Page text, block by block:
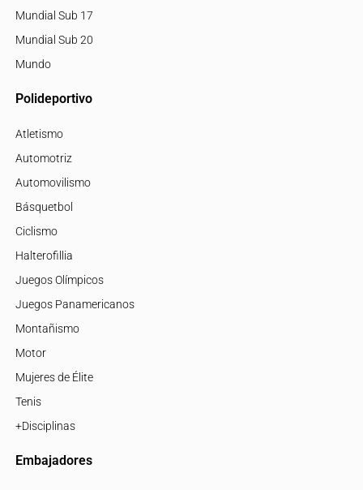
Mundial Sub 17
Mundial Sub 20
Mundo
Polideportivo
Atletismo
Automotriz
Automovilismo
Básquetbol
Ciclismo
Halterofillia
Juegos Olímpicos
Juegos Panamericanos
Montañismo
Motor
Mujeres de Élite
Tenis
+Disciplinas
Embajadores